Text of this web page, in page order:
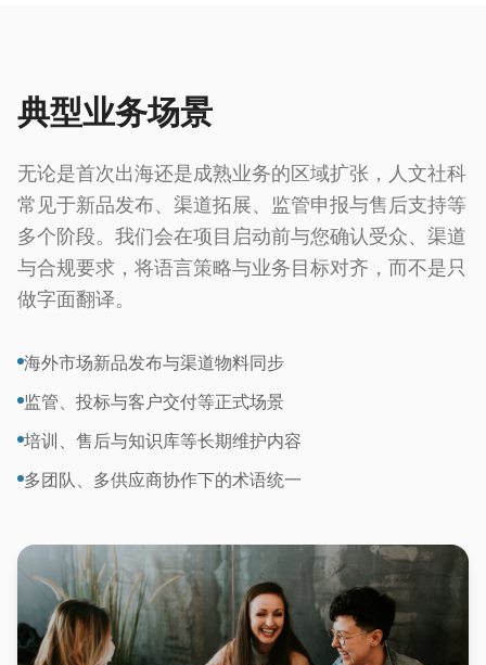
典型业务场景
无论是首次出海还是成熟业务的区域扩张，人文社科
常见于新品发布、渠道拓展、监管申报与售后支持等
多个阶段。我们会在项目启动前与您确认受众、渠道
与合规要求，将语言策略与业务目标对齐，而不是只
做字面翻译。
海外市场新品发布与渠道物料同步
监管、投标与客户交付等正式场景
培训、售后与知识库等长期维护内容
多团队、多供应商协作下的术语统一